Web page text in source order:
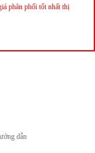
phân phối tốt nhất thị
dẫn